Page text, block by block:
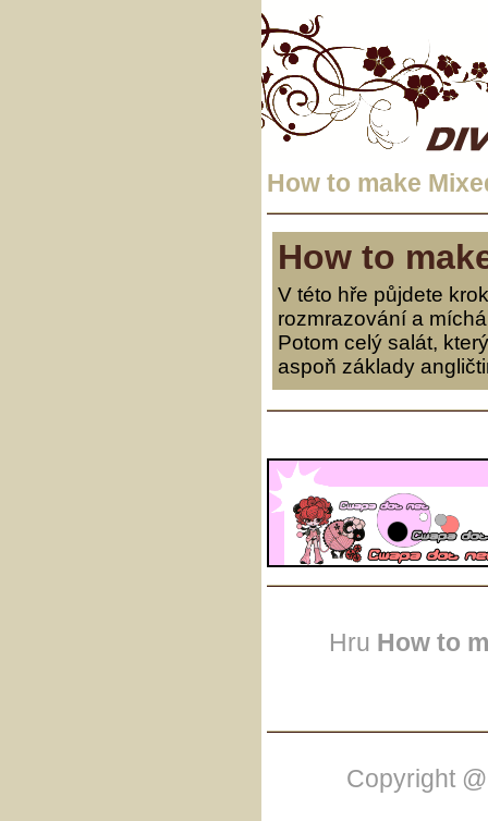
How to make
How to
V této hře půjdete
rozmrazování a
Potom celý salát,
aspoň základy
Hru How to
Copyright